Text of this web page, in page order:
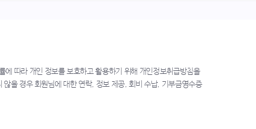
연대/연구
따라 개인 정보를 보호하고 활용하기 위해 개인정보취급방침을
을 경우 회원님에 대한 연락, 정보 제공, 회비 수납, 기부금영수증